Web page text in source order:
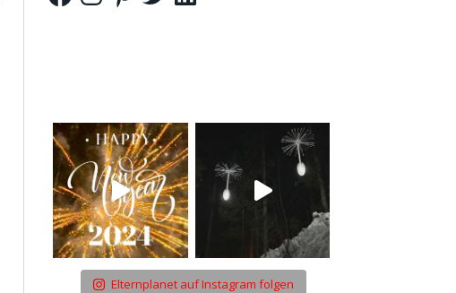
Elternplanet auf Instagram folgen